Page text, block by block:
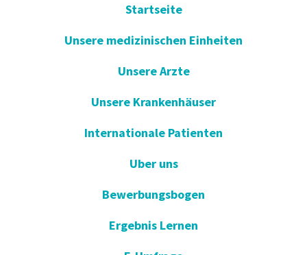
Startseite
Unsere medizinischen Einheiten
Unsere Arzte
Unsere Krankenhäuser
Internationale Patienten
Uber uns
Bewerbungsbogen
Ergebnis Lernen